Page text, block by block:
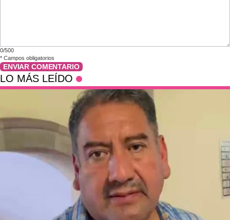
0/500
* Campos obligatorios
ENVIAR COMENTARIO
LO MÁS LEÍDO